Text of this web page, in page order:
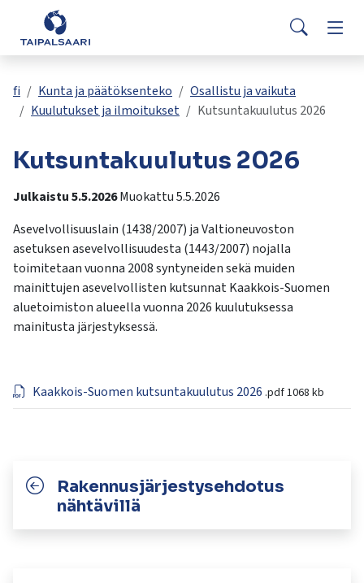
Siirry pääsisältöön
Palaute
Yhteystiedot
Valitse
oleva
tulos
ja
alasnuolilla.
Siirry
hakutulokseen
painamalla
enteriä.
Kosketuslaitteiden
käyttäjät
voivat
ja
pyyhkäisyliikkeitä.
Asuminen ja rakentaminen
Opetus ja kasvatus
Kulttuuri ja vapaa-aika
Kunta ja päätöksenteko
Työ ja yrittäminen
fi Kunta ja päätöksenteko
Osallistu ja vaikuta
Kuulutukset ja ilmoitukset
Kutsuntakuulutus 2026
Kutsuntakuulutus 2026
Julkaistu 5.5.2026Muokattu 5.5.2026
Asevelvollisuuslain (1438/2007) ja Valtioneuvoston
asetuksen asevelvollisuudesta (1443/2007) nojalla
toimitetaan vuonna 2008 syntyneiden sekä muiden
mainittujen asevelvollisten kutsunnat Kaakkois-Suomen
aluetoimiston alueella vuonna 2026 kuulutuksessa
mainitusta järjestyksessä.
Kaakkois-Suomen kutsuntakuulutus 2026 .pdf1068 kb
Rakennusjärjestysehdotus
nähtävillä